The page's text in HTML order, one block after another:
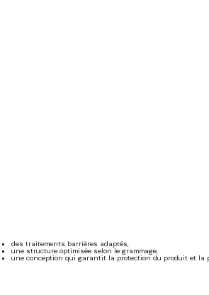
des traitements barrières adaptés,
une structure optimisée selon le grammage,
une conception qui garantit la protection du produit et la